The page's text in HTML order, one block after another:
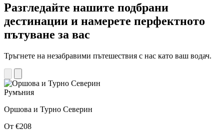
Разгледайте нашите подбрани
дестинации и намерете перфектното
пътуване за вас
Тръгнете на незабравими пътешествия с нас като ваш водач.
Румъния
Оршова и Турно Северин
От €208